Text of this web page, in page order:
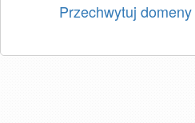
Przechwytuj domeny